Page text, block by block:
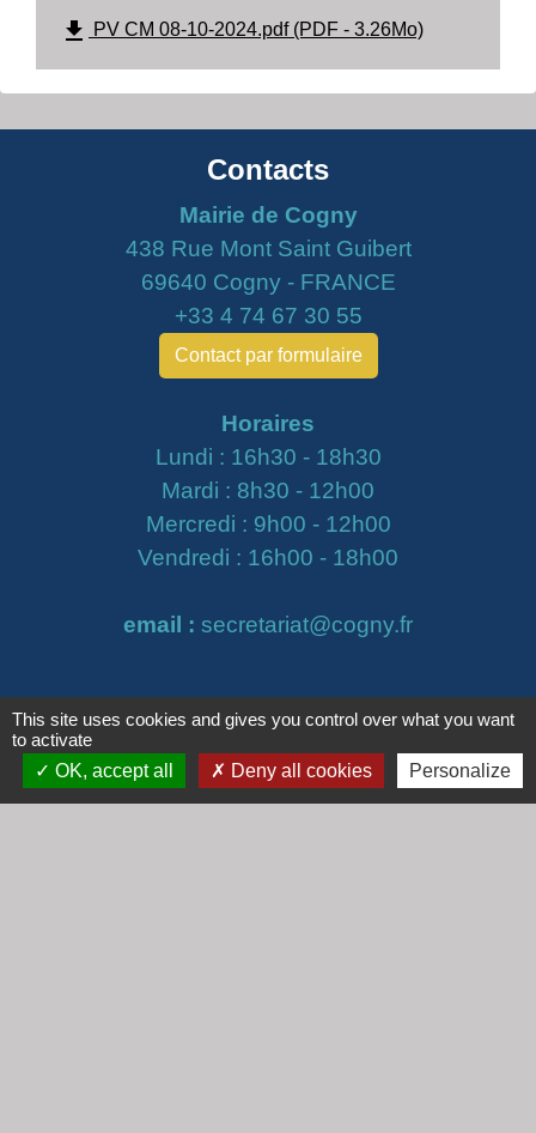
file_download PV CM 08-10-2024.pdf (PDF - 3.26Mo)
Contacts
Mairie de Cogny
438 Rue Mont Saint Guibert
69640 Cogny - FRANCE
+33 4 74 67 30 55
Contact par formulaire
Horaires
Lundi : 16h30 - 18h30
Mardi : 8h30 - 12h00
Mercredi : 9h00 - 12h00
Vendredi : 16h00 - 18h00
email : secretariat@cogny.fr
Liens
Communauté d'Agglomération Villefranche
Beaujolais Saône
This site uses cookies and gives you control over what you want
to activate
OK, accept all
Deny all cookies Personalize